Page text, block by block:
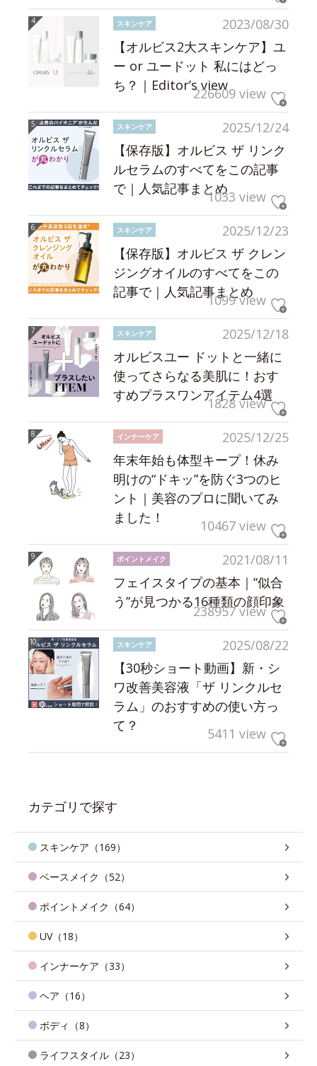
2023/08/30
スキンケア
【オルビス2大スキンケア】ユ
ー or ユードット 私にはどっ
ち？｜Editor’s view226609 view
2025/12/24
スキンケア
【保存版】オルビス ザ リンク
ルセラムのすべてをこの記事
で｜人気記事まとめ1033 view
2025/12/23
スキンケア
【保存版】オルビス ザ クレン
ジングオイルのすべてをこの
記事で｜人気記事まとめ
1099 view
2025/12/18
スキンケア
オルビスユー ドットと一緒に
使ってさらなる美肌に！おす
すめプラスワンアイテム4選
1828 view
2025/12/25
インナーケア
年末年始も体型キープ！休み
明けの“ドキッ”を防ぐ3つのヒ
ント｜美容のプロに聞いてみ
ました！
10467 view
2021/08/11
ポイントメイク
フェイスタイプの基本｜“似合
う”が見つかる16種類の顔印象
238957 view
2025/08/22
スキンケア
【30秒ショート動画】新・シ
ワ改善美容液「ザ リンクルセ
ラム」のおすすめの使い方っ
て？
5411 view
カテゴリで探す
スキンケア（169）
ベースメイク（52）
ポイントメイク（64）
UV（18）
インナーケア（33）
ヘア（16）
ボディ（8）
ライフスタイル（23）